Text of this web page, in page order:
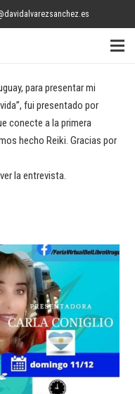
para presentar mi
fui presentado por
conecte a la primera
hecho Reiki. Gracias por
la entrevista.